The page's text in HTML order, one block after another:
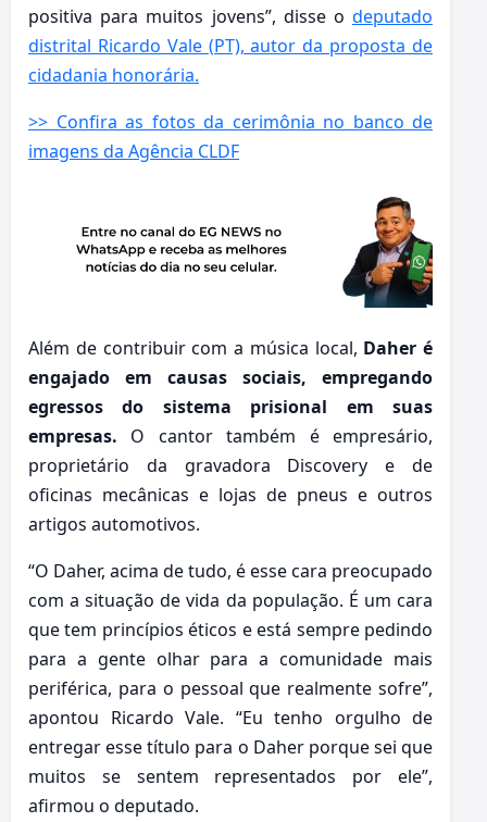
positiva para muitos jovens”, disse o deputado
distrital Ricardo Vale (PT), autor da proposta de
cidadania honorária.
>> Confira as fotos da cerimônia no banco de
imagens da Agência CLDF
Além de contribuir com a música local, Daher é
engajado em causas sociais, empregando
egressos do sistema prisional em suas
empresas. O cantor também é empresário,
proprietário da gravadora Discovery e de
oficinas mecânicas e lojas de pneus e outros
artigos automotivos.
“O Daher, acima de tudo, é esse cara preocupado
com a situação de vida da população. É um cara
que tem princípios éticos e está sempre pedindo
para a gente olhar para a comunidade mais
periférica, para o pessoal que realmente sofre”,
apontou Ricardo Vale. “Eu tenho orgulho de
entregar esse título para o Daher porque sei que
muitos se sentem representados por ele”,
afirmou o deputado.